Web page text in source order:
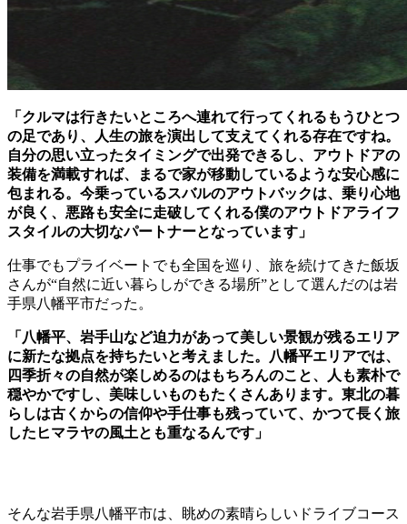
「クルマは行きたいところへ連れて行ってくれるもうひとつ
の足であり、人生の旅を演出して支えてくれる存在ですね。
自分の思い立ったタイミングで出発できるし、アウトドアの
装備を満載すれば、まるで家が移動しているような安心感に
包まれる。今乗っているスバルのアウトバックは、乗り心地
が良く、悪路も安全に走破してくれる僕のアウトドアライフ
スタイルの大切なパートナーとなっています」
仕事でもプライベートでも全国を巡り、旅を続けてきた飯坂
さんが“自然に近い暮らしができる場所”として選んだのは岩
手県八幡平市だった。
「八幡平、岩手山など迫力があって美しい景観が残るエリア
に新たな拠点を持ちたいと考えました。八幡平エリアでは、
四季折々の自然が楽しめるのはもちろんのこと、人も素朴で
穏やかですし、美味しいものもたくさんあります。東北の暮
らしは古くからの信仰や手仕事も残っていて、かつて長く旅
したヒマラヤの風土とも重なるんです」
そんな岩手県八幡平市は、眺めの素晴らしいドライブコース